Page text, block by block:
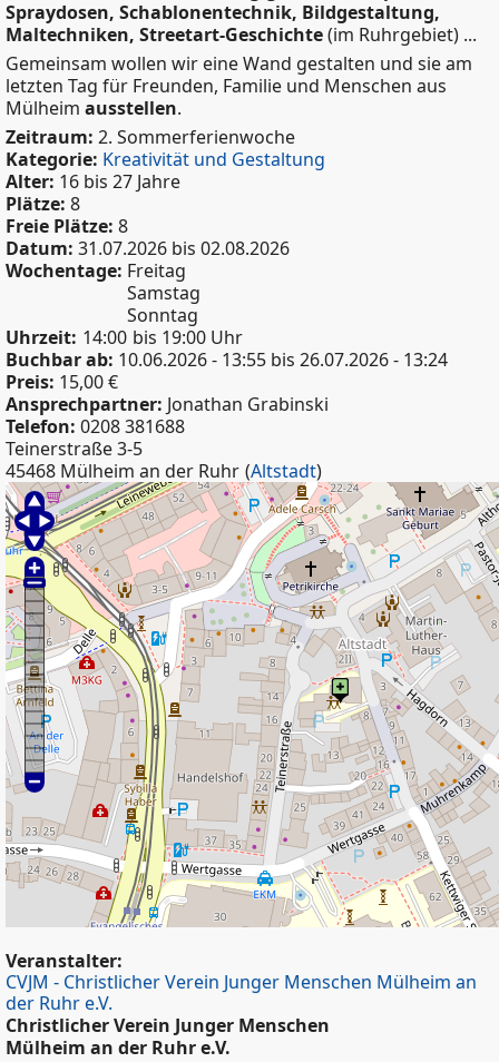
Spraydosen, Schablonentechnik, Bildgestaltung,
Maltechniken, Streetart-Geschichte(im Ruhrgebiet) ...
Gemeinsam wollen wir eine Wand gestalten und sie am
letzten Tag für Freunden, Familie und Menschen aus
Mülheim ausstellen.
Zeitraum: 2. Sommerferienwoche
Kategorie: Kreativität und Gestaltung
Alter: 16 bis 27 Jahre
Plätze: 8
Freie Plätze: 8
Datum: 31.07.2026 bis 02.08.2026
Wochentage: Freitag
Samstag
Sonntag
Uhrzeit: 14:00 bis 19:00 Uhr
Buchbar ab: 10.06.2026 - 13:55 bis 26.07.2026 - 13:24
Preis: 15,00 €
Ansprechpartner: Jonathan Grabinski
Telefon: 0208 381688
Teinerstraße 3-5
45468 Mülheim an der Ruhr (Altstadt)
Veranstalter:
CVJM - Christlicher Verein Junger Menschen Mülheim an
der Ruhr e.V.
Christlicher Verein Junger Menschen
Mülheim an der Ruhr e.V.